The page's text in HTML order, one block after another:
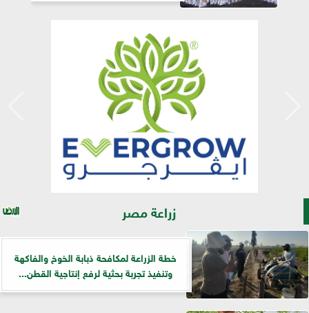
زراعة مصر
خطة الزراعة لمكافحة ذبابة الخوخ والفاكهة
وتنفيذ تجربة بحثية لرفع إنتاجية القطن...